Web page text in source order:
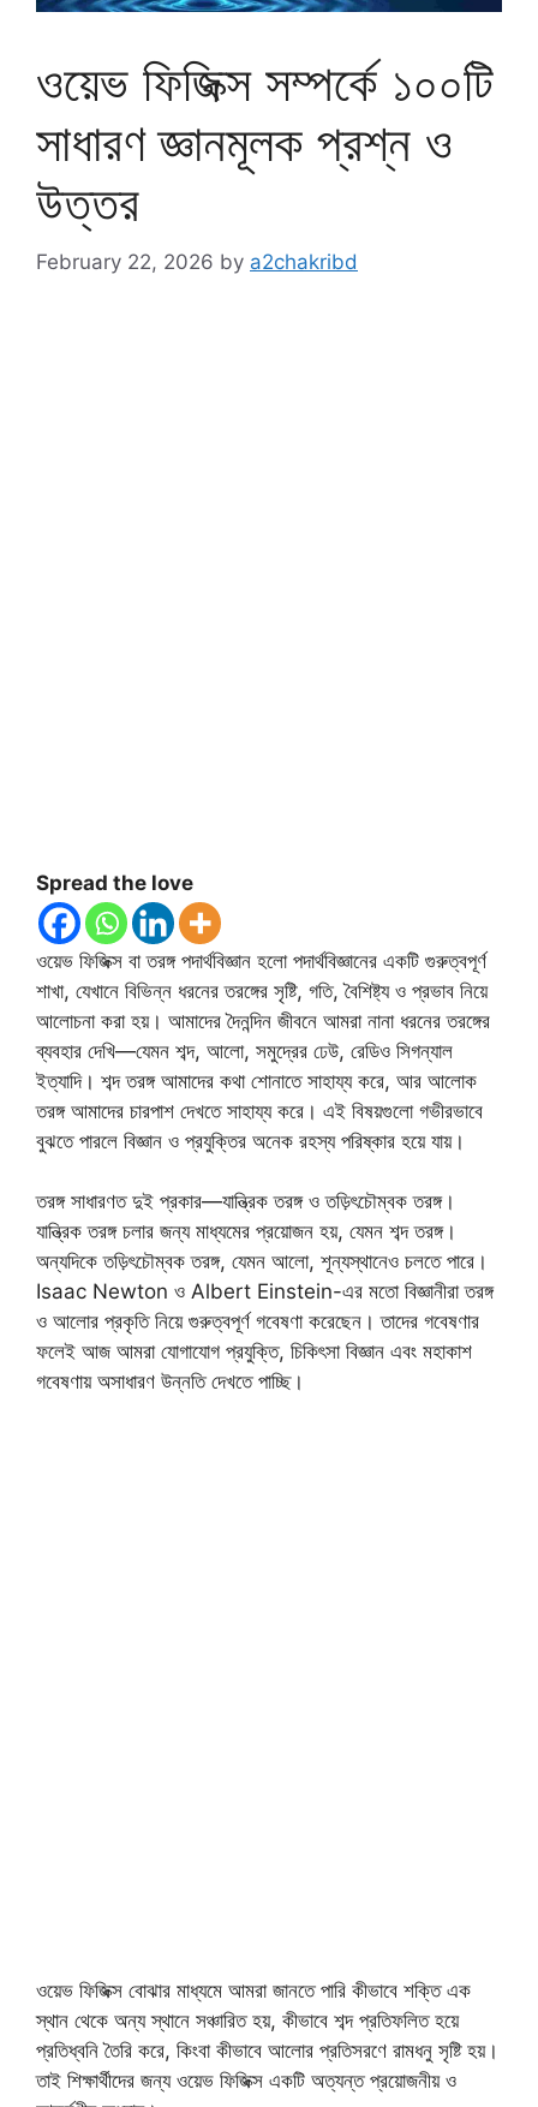
ওয়েভ ফিজিক্স সম্পর্কে ১০০টি
সাধারণ জ্ঞানমূলক প্রশ্ন ও
উত্তর
February 22, 2026 by a2chakribd
Spread the love
ওয়েভ ফিজিক্স বা তরঙ্গ পদার্থবিজ্ঞান হলো পদার্থবিজ্ঞানের একটি গুরুত্বপূর্ণ
শাখা, যেখানে বিভিন্ন ধরনের তরঙ্গের সৃষ্টি, গতি, বৈশিষ্ট্য ও প্রভাব নিয়ে
আলোচনা করা হয়। আমাদের দৈনন্দিন জীবনে আমরা নানা ধরনের তরঙ্গের
ব্যবহার দেখি—যেমন শব্দ, আলো, সমুদ্রের ঢেউ, রেডিও সিগন্যাল
ইত্যাদি। শব্দ তরঙ্গ আমাদের কথা শোনাতে সাহায্য করে, আর আলোক
তরঙ্গ আমাদের চারপাশ দেখতে সাহায্য করে। এই বিষয়গুলো গভীরভাবে
বুঝতে পারলে বিজ্ঞান ও প্রযুক্তির অনেক রহস্য পরিষ্কার হয়ে যায়।
তরঙ্গ সাধারণত দুই প্রকার—যান্ত্রিক তরঙ্গ ও তড়িৎচৌম্বক তরঙ্গ।
যান্ত্রিক তরঙ্গ চলার জন্য মাধ্যমের প্রয়োজন হয়, যেমন শব্দ তরঙ্গ।
অন্যদিকে তড়িৎচৌম্বক তরঙ্গ, যেমন আলো, শূন্যস্থানেও চলতে পারে।
Isaac Newton ও Albert Einstein-এর মতো বিজ্ঞানীরা তরঙ্গ
ও আলোর প্রকৃতি নিয়ে গুরুত্বপূর্ণ গবেষণা করেছেন। তাদের গবেষণার
ফলেই আজ আমরা যোগাযোগ প্রযুক্তি, চিকিৎসা বিজ্ঞান এবং মহাকাশ
গবেষণায় অসাধারণ উন্নতি দেখতে পাচ্ছি।
ওয়েভ ফিজিক্স বোঝার মাধ্যমে আমরা জানতে পারি কীভাবে শক্তি এক
স্থান থেকে অন্য স্থানে সঞ্চারিত হয়, কীভাবে শব্দ প্রতিফলিত হয়ে
প্রতিধ্বনি তৈরি করে, কিংবা কীভাবে আলোর প্রতিসরণে রামধনু সৃষ্টি হয়।
তাই শিক্ষার্থীদের জন্য ওয়েভ ফিজিক্স একটি অত্যন্ত প্রয়োজনীয় ও